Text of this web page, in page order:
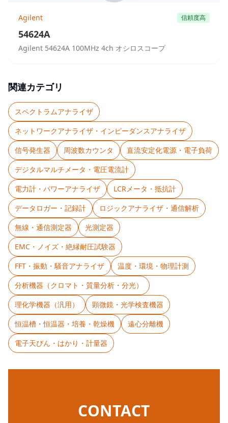
Agilent 信頼度高
54624A
Agilent 54624A 100MHz 4ch オシロスコープ
関連カテゴリ
スペクトラムアナライザ
ネットワークアナライザ・インピーダンスアナライザ
信号発生器
周波数カウンタ
直流安定化電源・電子負荷
デジタルマルチメータ・電圧電流計
電力計・パワーアナライザ
LCRメータ・抵抗計
データロガー・記録計
ロジックアナライザ・通信解析
無線・通信測定器
光測定器
EMC・ノイズ・絶縁耐圧試験器
FFT・振動・騒音アナライザ
温度・環境・物理計測
分析機器（クロマト・質量分析・分光）
理化学機器（汎用）
顕微鏡・光学検査機器
恒温槽・恒温器・培養・乾燥機
遠心分離機
電子天びん・はかり・計量器
CONTACT